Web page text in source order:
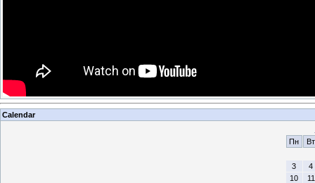
Calendar
Пн
Вт
3
4
10
11